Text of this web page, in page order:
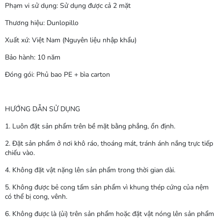
Phạm vi sử dụng: Sử dụng được cả 2 mặt
Thương hiệu: Dunlopillo
Xuất xứ: Việt Nam (Nguyên liệu nhập khẩu)
Bảo hành: 10 năm
Đóng gói: Phủ bao PE + bìa carton
HƯỚNG DẪN SỬ DỤNG
1. Luôn đặt sản phẩm trên bề mặt bằng phẳng, ổn định.
2. Đặt sản phẩm ở nơi khô ráo, thoáng mát, tránh ánh nắng trực tiếp
chiếu vào.
4. Không đặt vật nặng lên sản phẩm trong thời gian dài.
5. Không được bẻ cong tấm sản phẩm vì khung thép cứng của nệm
có thể bị cong, vênh.
6. Không được là (ủi) trên sản phẩm hoặc đặt vật nóng lên sản phẩm